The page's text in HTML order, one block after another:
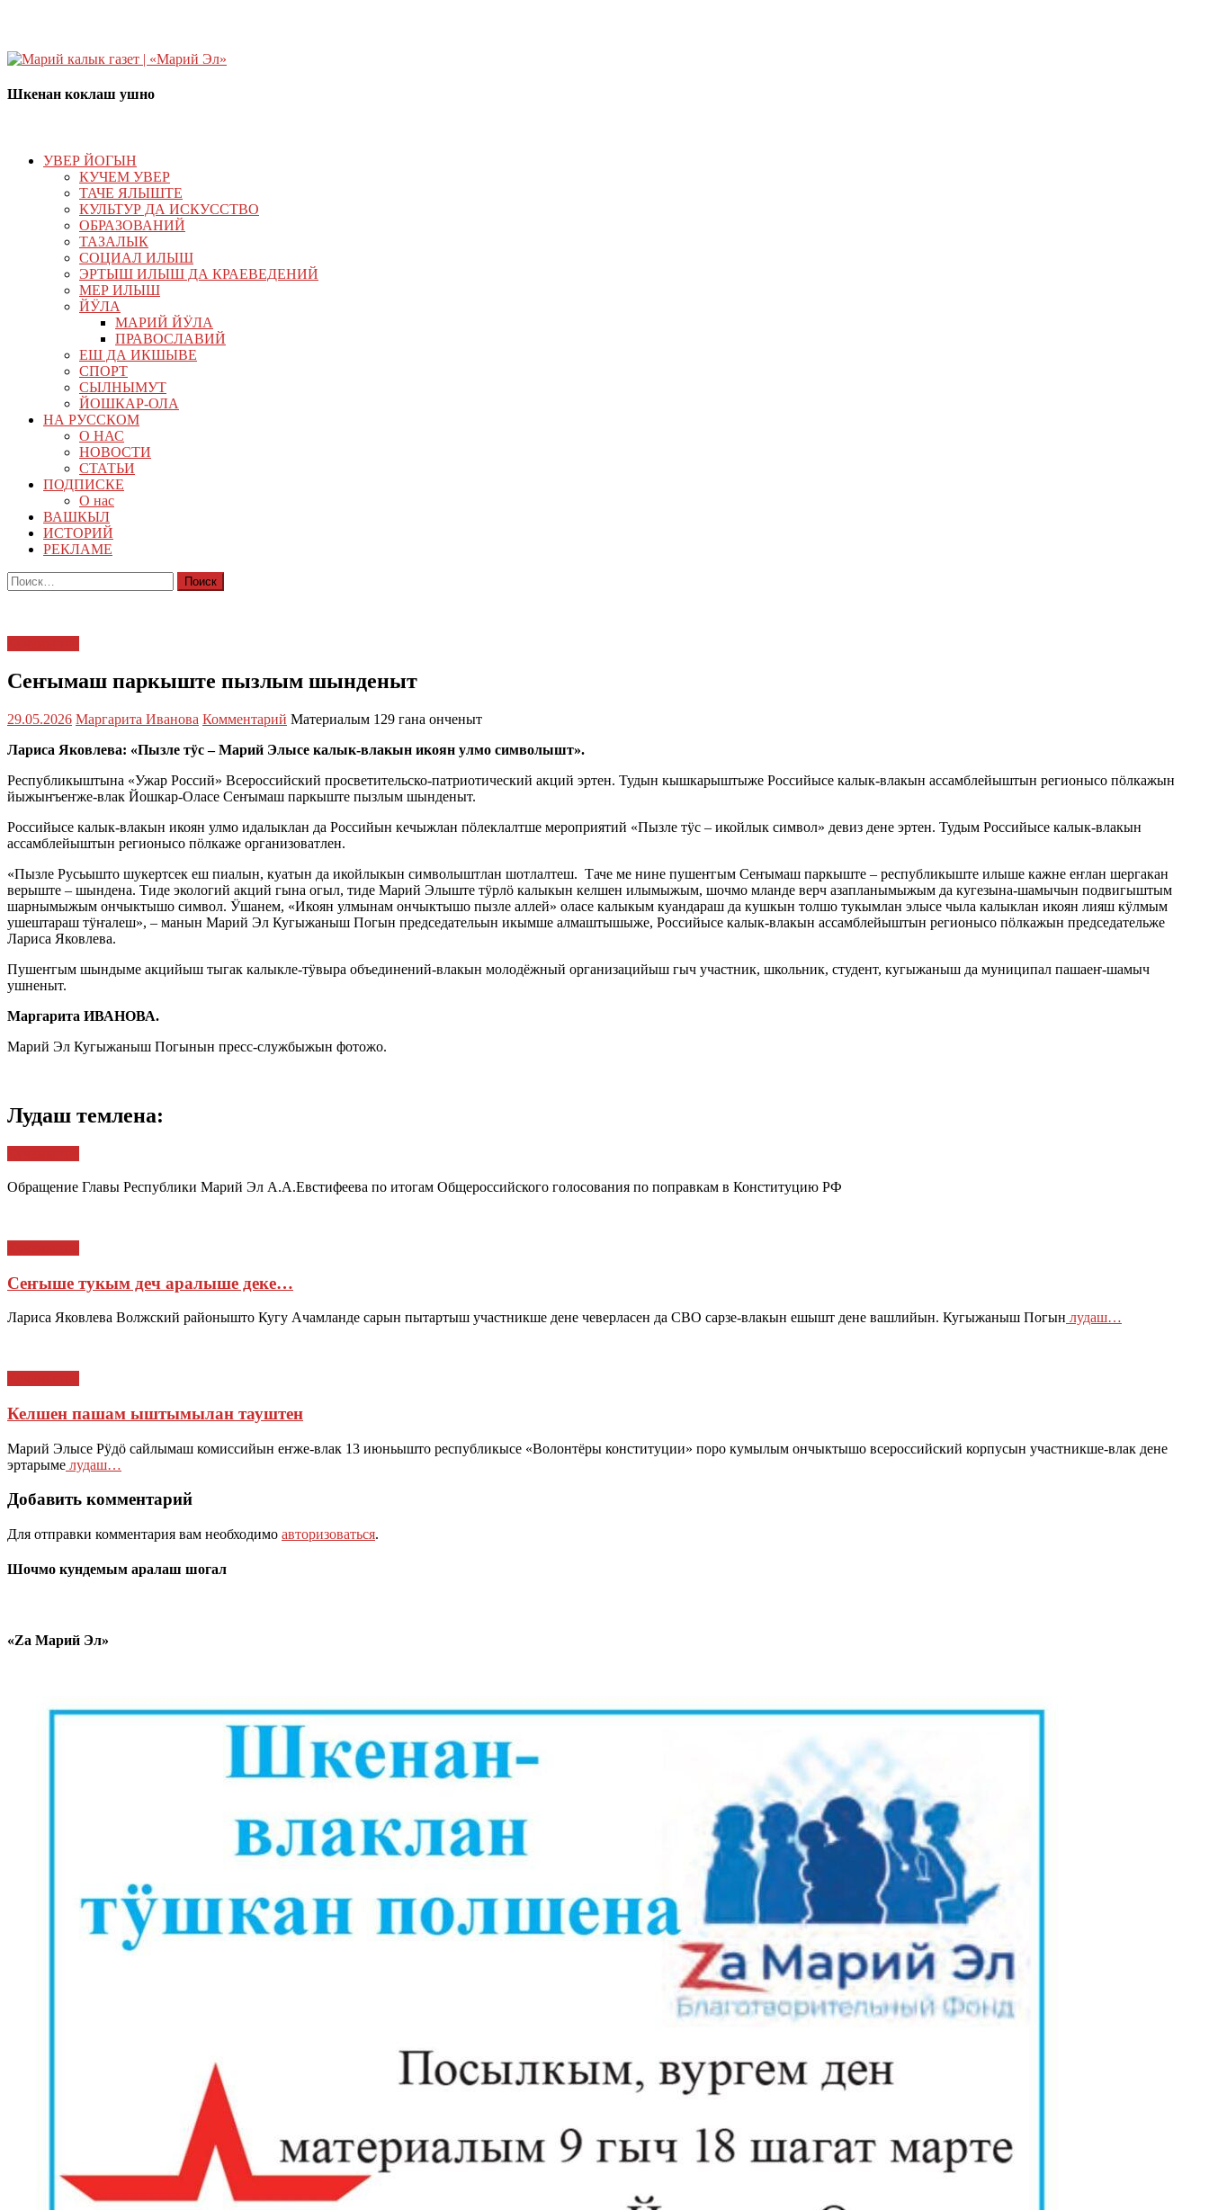
Шкенан коклаш ушно
УВЕР ЙОГЫН
КУЧЕМ УВЕР
ТАЧЕ ЯЛЫШТЕ
КУЛЬТУР ДА ИСКУССТВО
ОБРАЗОВАНИЙ
ТАЗАЛЫК
СОЦИАЛ ИЛЫШ
ЭРТЫШ ИЛЫШ ДА КРАЕВЕДЕНИЙ
МЕР ИЛЫШ
ЙӰЛА
МАРИЙ ЙӰЛА
ПРАВОСЛАВИЙ
ЕШ ДА ИКШЫВЕ
СПОРТ
СЫЛНЫМУТ
ЙОШКАР-ОЛА
НА РУССКОМ
О НАС
НОВОСТИ
СТАТЬИ
ПОДПИСКЕ
О нас
ВАШКЫЛ
ИСТОРИЙ
РЕКЛАМЕ
Найти:
Сеҥымаш паркыште пызлым шынденыт
29.05.2026 Маргарита Иванова Комментарий Материалым 129 гана онченыт
Лариса Яковлева: «Пызле тӱс – Марий Элысе калык-влакын икоян улмо символышт».
Республикыштына «Ужар Россий» Всероссийский просветительско-патриотический акций эртен. Тудын кышкарыштыже Российысе калык-влакын ассамблейыштын регионысо пӧлкажын
йыжыҥъеҥже-влак Йошкар-Оласе Сеҥымаш паркыште пызлым шынденыт.
Российысе калык-влакын икоян улмо идалыклан да Российын кечыжлан пӧлеклалтше мероприятий «Пызле тӱс – икойлык символ» девиз дене эртен. Тудым Российысе калык-влакын
ассамблейыштын регионысо пӧлкаже организоватлен.
«Пызле Русьышто шукертсек еш пиалын, куатын да икойлыкын символыштлан шотлалтеш. Таче ме нине пушеҥгым Сеҥымаш паркыште – республикыште илыше кажне еҥлан шергакан
верыште – шындена. Тиде экологий акций гына огыл, тиде Марий Элыште тӱрлӧ калыкын келшен илымыжым, шочмо мланде верч азапланымыжым да кугезына-шамычын подвигыштым
шарнымыжым ончыктышо символ. Ӱшанем, «Икоян улмынам ончыктышо пызле аллей» оласе калыкым куандараш да кушкын толшо тукымлан элысе чыла калыклан икоян лияш кӱлмым
ушештараш тӱҥалеш», – манын Марий Эл Кугыжаныш Погын председательын икымше алмаштышыже, Российысе калык-влакын ассамблейыштын регионысо пӧлкажын председательже
Лариса Яковлева.
Пушеҥгым шындыме акцийыш тыгак калыкле-тӱвыра объединений-влакын молодёжный организацийыш гыч участник, школьник, студент, кугыжаныш да муниципал пашаеҥ-шамыч
ушненыт.
Маргарита ИВАНОВА.
Марий Эл Кугыжаныш Погынын пресс-службыжын фотожо.
Лудаш темлена:
Обращение Главы Республики Марий Эл А.А.Евстифеева по итогам Общероссийского голосования по поправкам в Конституцию РФ
Сеҥыше тукым деч аралыше деке…
Лариса Яковлева Волжский районышто Кугу Ачамланде сарын пытартыш участникше дене чеверласен да СВО сарзе-влакын ешышт дене вашлийын. Кугыжаныш Погын лудаш…
Келшен пашам ыштымылан тауштен
Марий Элысе Рӱдӧ сайлымаш комиссийын еҥже-влак 13 июньышто республикысе «Волонтёры конституции» поро кумылым ончыктышо всероссийский корпусын участникше-влак дене
эртарыме лудаш…
Добавить комментарий
Для отправки комментария вам необходимо авторизоваться.
Шочмо кундемым аралаш шогал
«Zа Марий Эл»